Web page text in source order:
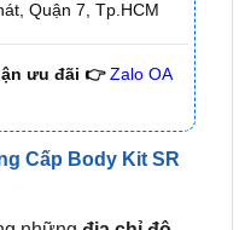
ưu đãi 👉 Zalo OA
Cấp Body Kit SR
nhữngđịa chỉ độ
2017-2021 uy